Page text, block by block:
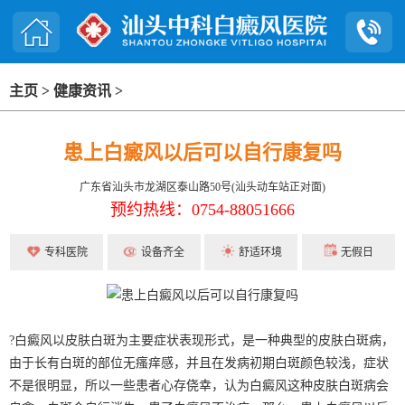
主页 > 健康资讯 >
患上白癜风以后可以自行康复吗
广东省汕头市龙湖区泰山路50号(汕头动车站正对面)
预约热线：0754-88051666
专科医院 设备齐全 舒适环境 无假日
?白癜风以皮肤白斑为主要症状表现形式，是一种典型的皮肤白斑病，
由于长有白斑的部位无瘙痒感，并且在发病初期白斑颜色较浅，症状
不是很明显，所以一些患者心存侥幸，认为白癜风这种皮肤白斑病会